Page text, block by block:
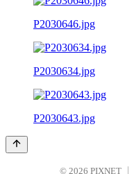
P2030646.jpg
P2030634.jpg
P2030643.jpg
© 2026 PIXNET